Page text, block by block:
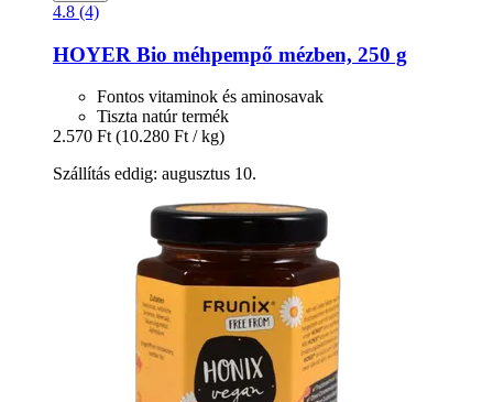
4.8 (4)
HOYER Bio méhpempő mézben, 250 g
Fontos vitaminok és aminosavak
Tiszta natúr termék
2.570 Ft (10.280 Ft / kg)
Szállítás eddig: augusztus 10.